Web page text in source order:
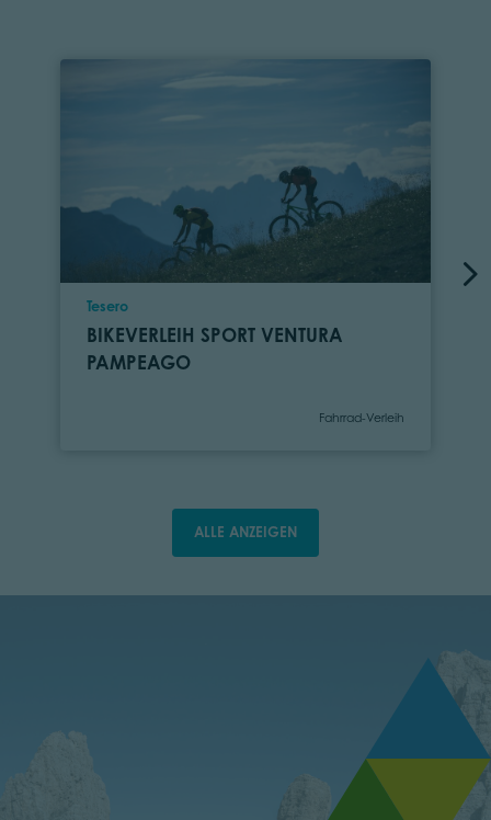
Ort
Tesero
BIKEVERLEIH SPORT VENTURA
PAMPEAGO
Kategorie
Fahrrad-Verleih
ALLE ANZEIGEN